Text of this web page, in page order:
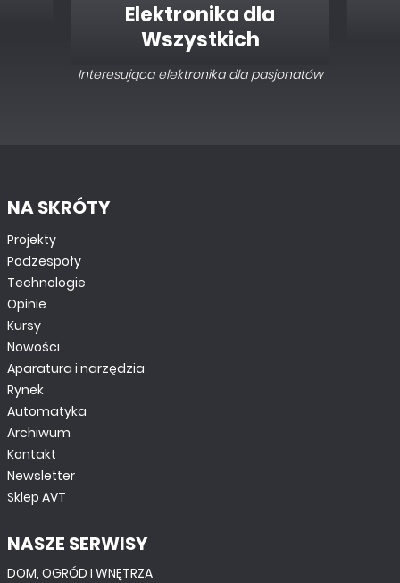
Elektronika dla
Wszystkich
Interesująca elektronika dla pasjonatów
NA SKRÓTY
Projekty
Podzespoły
Technologie
Opinie
Kursy
Nowości
Aparatura i narzędzia
Rynek
Automatyka
Archiwum
Kontakt
Newsletter
Sklep AVT
NASZE SERWISY
DOM, OGRÓD I WNĘTRZA